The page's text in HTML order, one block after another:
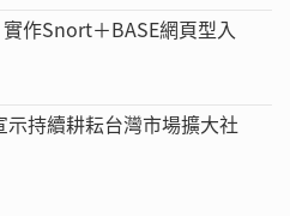
作Snort＋BASE網頁型入
示持續耕耘台灣市場擴大社